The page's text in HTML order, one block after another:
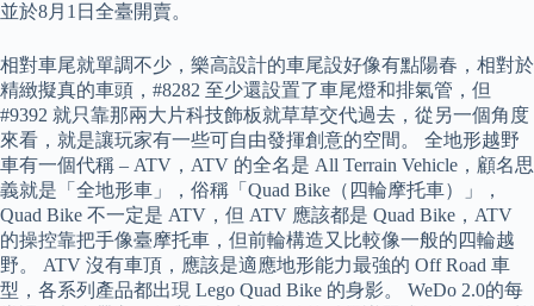
並於8月1日全臺開賣。
相對車尾就單調不少，樂高設計的車尾設好像有點陽春，相對於
精緻擬真的車頭，#8282 至少還設置了車尾燈和排氣管，但
#9392 就只靠那兩大片科技飾板就草草交代過去，從另一個角度
來看，就是讓玩家有一些可自由發揮創意的空間。 全地形越野
車有一個代稱 – ATV，ATV 的全名是 All Terrain Vehicle，顧名思
義就是「全地形車」，俗稱「Quad Bike（四輪摩托車）」，
Quad Bike 不一定是 ATV，但 ATV 應該都是 Quad Bike，ATV
的操控靠把手像臺摩托車，但前輪構造又比較像一般的四輪越
野。 ATV 沒有車頂，應該是適應地形能力最強的 Off Road 車
型，各系列產品都出現 Lego Quad Bike 的身影。 WeDo 2.0的每